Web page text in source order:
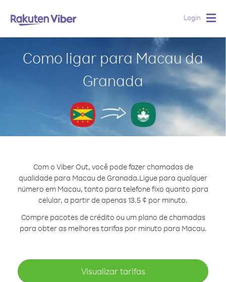
Login
Como ligar para Macau da
Granada
Com o Viber Out, você pode fazer chamadas de
qualidade para Macau de Granada.Ligue para qualquer
número em Macau, tanto para telefone fixo quanto para
celular, a partir de apenas 13.5 ¢ por minuto.
Compre pacotes de crédito ou um plano de chamadas
para obter as melhores tarifas por minuto para Macau.
Visualizar tarifas